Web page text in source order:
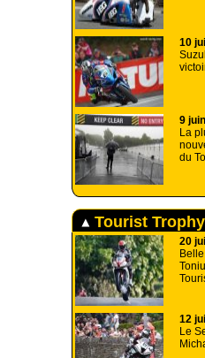
10
9
La
du
Tourist
20
12
Le